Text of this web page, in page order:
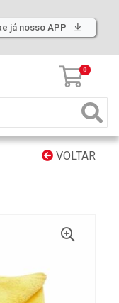
já nosso APP
0
VOLTAR